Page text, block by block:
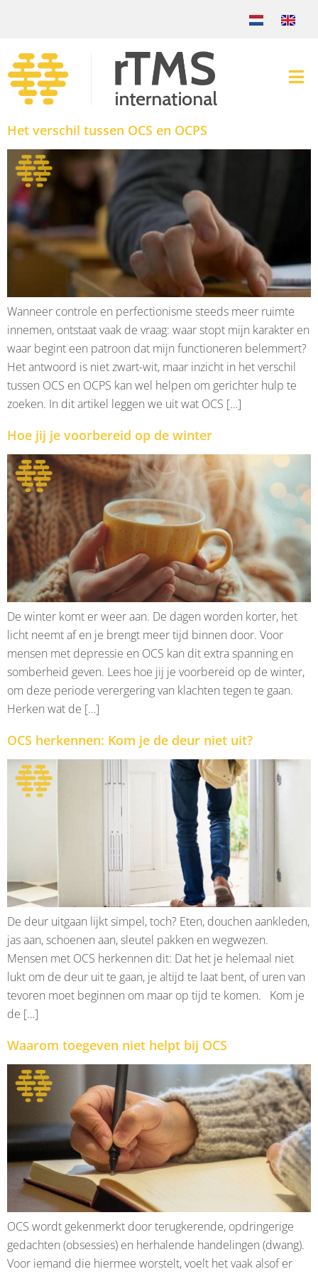
Het verschil tussen OCS en OCPS
Wanneer controle en perfectionisme steeds meer ruimte
innemen, ontstaat vaak de vraag: waar stopt mijn karakter en
waar begint een patroon dat mijn functioneren belemmert?
Het antwoord is niet zwart-wit, maar inzicht in het verschil
tussen OCS en OCPS kan wel helpen om gerichter hulp te
zoeken. In dit artikel leggen we uit wat OCS […]
Hoe jij je voorbereid op de winter
De winter komt er weer aan. De dagen worden korter, het
licht neemt af en je brengt meer tijd binnen door. Voor
mensen met depressie en OCS kan dit extra spanning en
somberheid geven. Lees hoe jij je voorbereid op de winter,
om deze periode verergering van klachten tegen te gaan.
Herken wat de […]
OCS herkennen: Kom je de deur niet uit?
De deur uitgaan lijkt simpel, toch? Eten, douchen aankleden,
jas aan, schoenen aan, sleutel pakken en wegwezen.
Mensen met OCS herkennen dit: Dat het je helemaal niet
lukt om de deur uit te gaan, je altijd te laat bent, of uren van
tevoren moet beginnen om maar op tijd te komen. Kom je
de […]
Waarom toegeven niet helpt bij OCS
OCS wordt gekenmerkt door terugkerende, opdringerige
gedachten (obsessies) en herhalende handelingen (dwang).
Voor iemand die hiermee worstelt, voelt het vaak alsof er